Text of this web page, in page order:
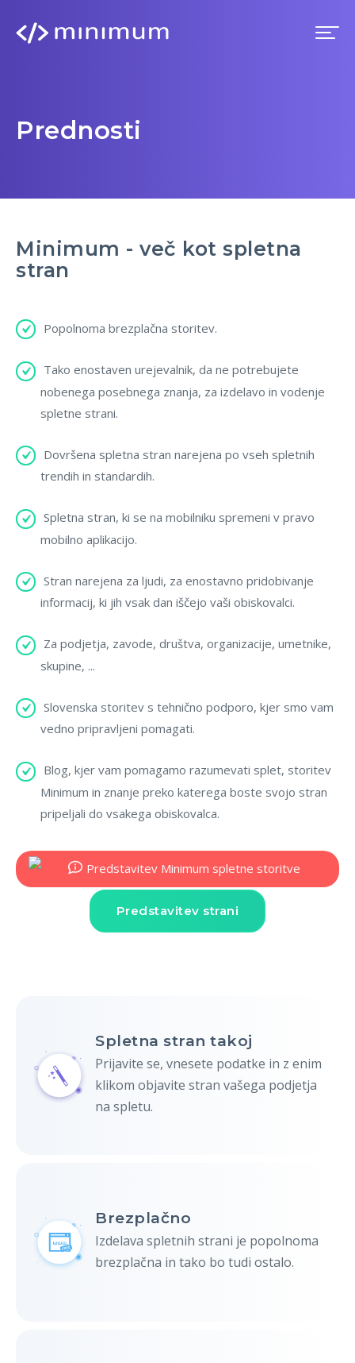
Prednosti
Imenik
Prijava
Registracija
Prednosti
Minimum - več kot spletna
stran
Popolnoma brezplačna storitev.
Tako enostaven urejevalnik, da ne potrebujete
nobenega posebnega znanja, za izdelavo in vodenje
spletne strani.
Dovršena spletna stran narejena po vseh spletnih
trendih in standardih.
Spletna stran, ki se na mobilniku spremeni v pravo
mobilno aplikacijo.
Stran narejena za ljudi, za enostavno pridobivanje
informacij, ki jih vsak dan iščejo vaši obiskovalci.
Za podjetja, zavode, društva, organizacije, umetnike,
skupine, ...
Slovenska storitev s tehnično podporo, kjer smo vam
vedno pripravljeni pomagati.
Blog, kjer vam pomagamo razumevati splet, storitev
Minimum in znanje preko katerega boste svojo stran
pripeljali do vsakega obiskovalca.
Predstavitev strani
Spletna stran takoj
Prijavite se, vnesete podatke in z enim
klikom objavite stran vašega podjetja
na spletu.
Brezplačno
Izdelava spletnih strani je popolnoma
brezplačna in tako bo tudi ostalo.